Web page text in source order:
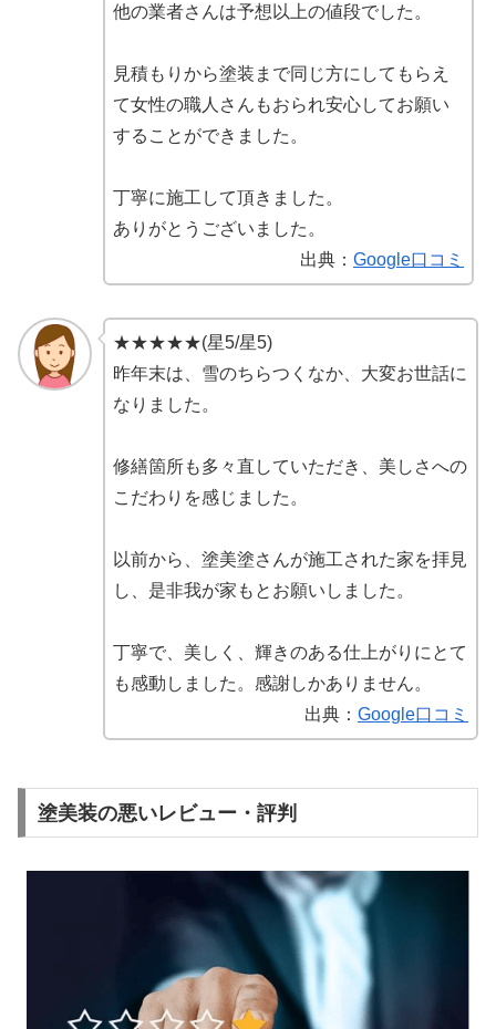
他の業者さんは予想以上の値段でした。
見積もりから塗装まで同じ方にしてもらえ
て女性の職人さんもおられ安心してお願い
することができました。
丁寧に施工して頂きました。
ありがとうございました。
出典： Google口コミ
★★★★★(星5/星5)
昨年末は、雪のちらつくなか、大変お世話に
なりました。
修繕箇所も多々直していただき、美しさへの
こだわりを感じました。
以前から、塗美塗さんが施工された家を拝見
し、是非我が家もとお願いしました。
丁寧で、美しく、輝きのある仕上がりにとて
も感動しました。感謝しかありません。
出典： Google口コミ
塗美装の悪いレビュー・評判